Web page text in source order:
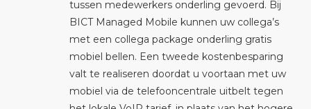
tussen medewerkers onderling gevoerd. Bij
BICT Managed Mobile kunnen uw collega’s
met een collega package onderling gratis
mobiel bellen. Een tweede kostenbesparing
valt te realiseren doordat u voortaan met uw
mobiel via de telefooncentrale uitbelt tegen